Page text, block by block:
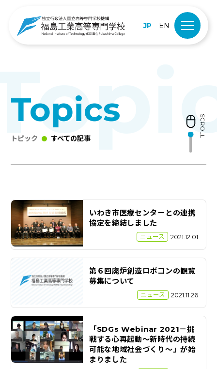
JP EN
Topics
トピック すべての記事
SCROLL
いわき市医療センターとの連携
協定を締結しました
ニュース 2021.12.01
第６回廃炉創造ロボコンの観覧
募集について
ニュース 2021.11.26
「SDGs Webinar 2021－挑
戦する心再起動～新時代の持続
可能な地域社会づくり～」が始
まりました